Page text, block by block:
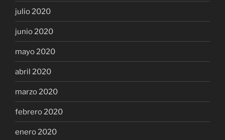
julio 2020
junio 2020
mayo 2020
abril 2020
marzo 2020
febrero 2020
enero 2020